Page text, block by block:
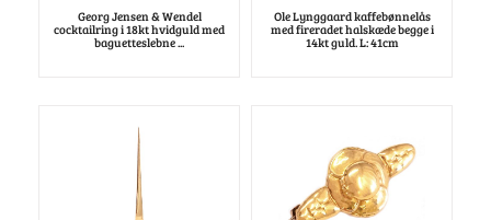
Georg Jensen & Wendel
cocktailring i 18kt hvidguld med
baguetteslebne ...
Ole Lynggaard kaffebønnelås
med fireradet halskæde begge i
14kt guld. L: 41cm